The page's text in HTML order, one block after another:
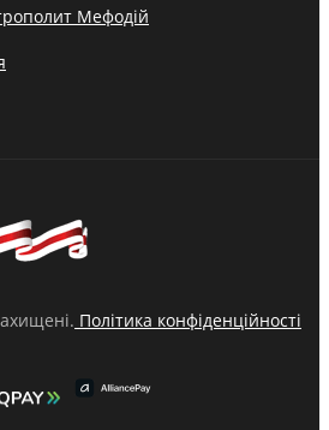
Мефодій
Політика конфіденційності